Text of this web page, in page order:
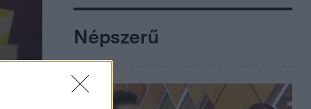
Népszerű